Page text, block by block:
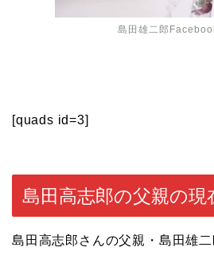
島田雄二郎
[quads id=3]
島田高志郎の父親の現
島田高志郎さんの父親・島田雄